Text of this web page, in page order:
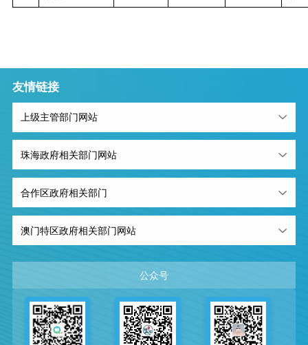
友情链接
上级主管部门网站
珠海政府相关部门网站
合作区政府相关部门
澳门特区政府相关部门网站
公众号